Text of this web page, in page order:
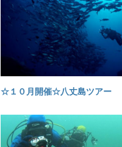
☆１０月開催☆八丈島ツアー